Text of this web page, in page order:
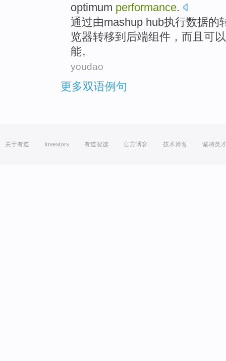
optimum performance.
通过由mashup hub执行数据的
览器转移到 后端组件 ，而且 可以
能。
youdao
更多双语例句
关于有道 Investors 有道智选 官方博客 技术博客 诚聘英才